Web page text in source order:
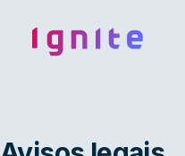
Ignite • Video